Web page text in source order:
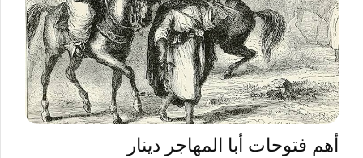
أهم فتوحات أبا المهاجر دينار